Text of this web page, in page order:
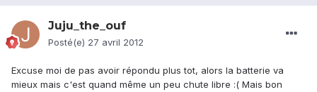
Juju_the_ouf
Posté(e) 27 avril 2012
Excuse moi de pas avoir répondu plus tot, alors la batterie va
mieux mais c'est quand même un peu chute libre :( Mais bon